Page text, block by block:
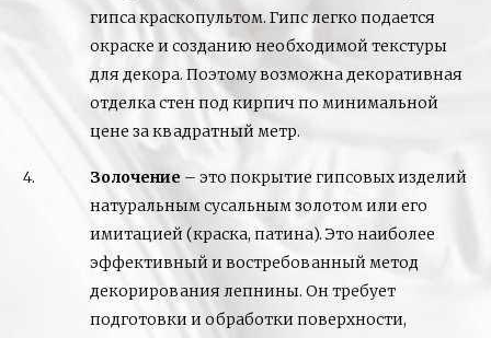
гипса краскопультом. Гипс легко подается
окраске и созданию необходимой текстуры
для декора. Поэтому возможна декоративная
отделка стен под кирпич по минимальной
цене за квадратный метр.
Золочение – это покрытие гипсовых изделий
натуральным сусальным золотом или его
имитацией (краска, патина). Это наиболее
эффективный и востребованный метод
декорирования лепнины. Он требует
подготовки и обработки поверхности,